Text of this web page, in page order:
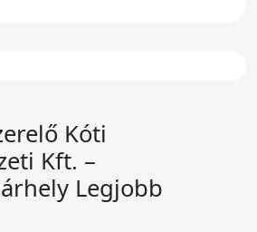
Kóti
Kft. –
Legjobb